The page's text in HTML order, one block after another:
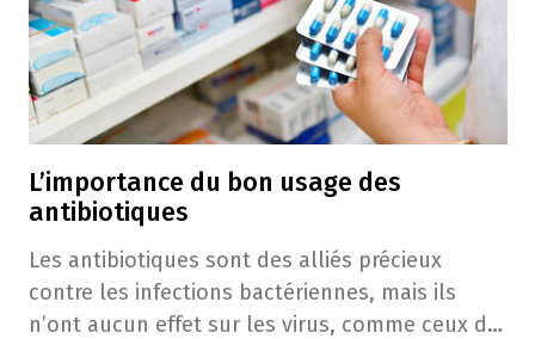
L’importance du bon usage des
antibiotiques
Les antibiotiques sont des alliés précieux
contre les infections bactériennes, mais ils
n’ont aucun effet sur les virus, comme ceux du